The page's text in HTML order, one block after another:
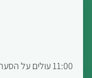
11:00 עולים על